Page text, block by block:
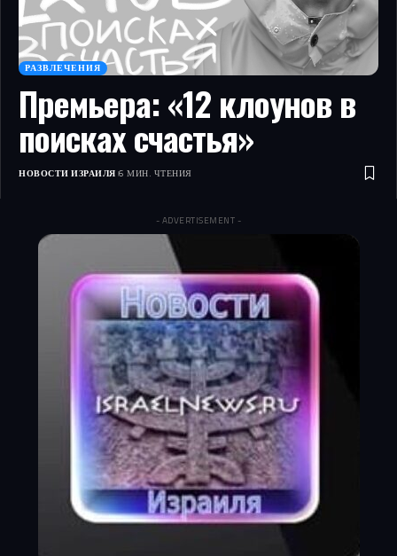
РАЗВЛЕЧЕНИЯ
Премьера: «12 клоунов в
поисках счастья»
НОВОСТИ ИЗРАИЛЯ 6 МИН. ЧТЕНИЯ
- ADVERTISEMENT -